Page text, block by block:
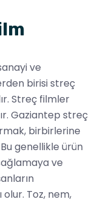
ve
birisi streç
Streç filmler
Gaziantep streç
birbirlerine
genellikle ürün
ve
olur. Toz, nem,